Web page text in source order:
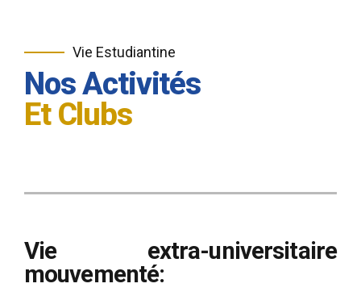
Vie Estudiantine
Nos Activités
Et Clubs
Vie extra-universitaire
mouvementé: